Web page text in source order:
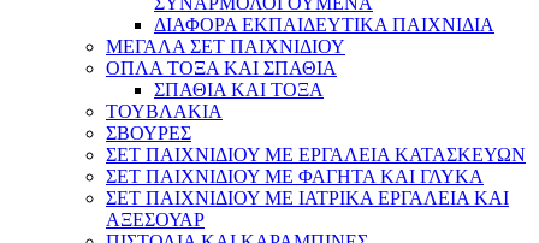
ΔΙΑΦΟΡΑ ΕΚΠΑΙΔΕΥΤΙΚΑ ΠΑΙΧΝΙΔΙΑ
ΜΕΓΑΛΑ ΣΕΤ ΠΑΙΧΝΙΔΙΟΥ
ΟΠΛΑ ΤΟΞΑ ΚΑΙ ΣΠΑΘΙΑ
ΣΠΑΘΙΑ ΚΑΙ ΤΟΞΑ
ΤΟΥΒΛΑΚΙΑ
ΣΒΟΥΡΕΣ
ΣΕΤ ΠΑΙΧΝΙΔΙΟΥ ΜΕ ΕΡΓΑΛΕΙΑ ΚΑΤΑΣΚΕΥΩΝ
ΣΕΤ ΠΑΙΧΝΙΔΙΟΥ ΜΕ ΦΑΓΗΤΑ ΚΑΙ ΓΛΥΚΑ
ΣΕΤ ΠΑΙΧΝΙΔΙΟΥ ΜΕ ΙΑΤΡΙΚΑ ΕΡΓΑΛΕΙΑ ΚΑΙ
ΑΞΕΣΟΥΑΡ